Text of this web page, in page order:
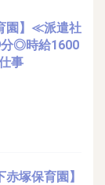
園】≪派遣社
◎時給1600
事
赤塚保育園】